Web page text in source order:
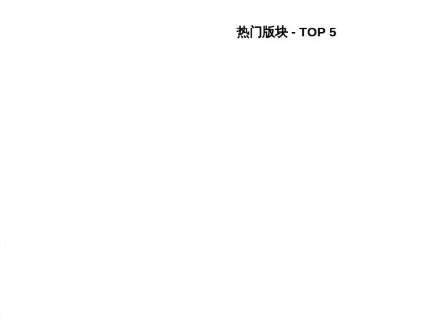
热门版块 - TOP 5